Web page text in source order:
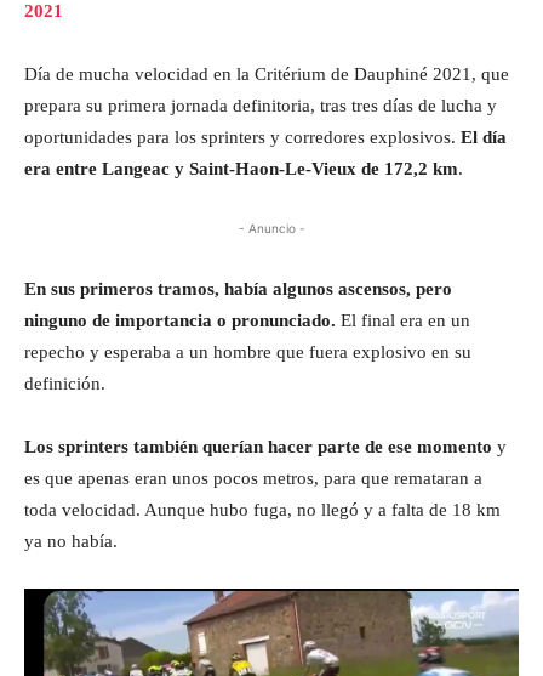
2021
Día de mucha velocidad en la Critérium de Dauphiné 2021, que
prepara su primera jornada definitoria, tras tres días de lucha y
oportunidades para los sprinters y corredores explosivos. El día
era entre Langeac y Saint-Haon-Le-Vieux de 172,2 km.
- Anuncio -
En sus primeros tramos, había algunos ascensos, pero
ninguno de importancia o pronunciado. El final era en un
repecho y esperaba a un hombre que fuera explosivo en su
definición.
Los sprinters también querían hacer parte de ese momento y
es que apenas eran unos pocos metros, para que remataran a
toda velocidad. Aunque hubo fuga, no llegó y a falta de 18 km
ya no había.